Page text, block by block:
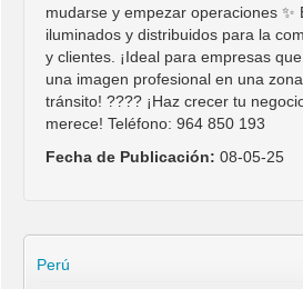
mudarse y empezar operaciones ✨
iluminados y distribuidos para la
y clientes. ¡Ideal para empresas
una imagen profesional en una
tránsito! ???? ¡Haz crecer tu
merece! Teléfono: 964 850 193
Fecha de Publicación: 08-05-25
Perú